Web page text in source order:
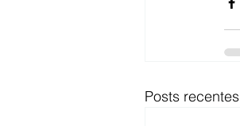
Posts recentes